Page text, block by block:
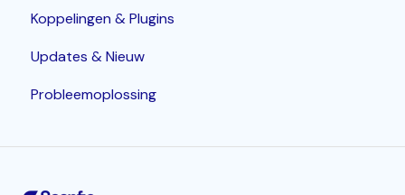
POS terminals
Bonprinters
Kassalade
Geavanceerde opties
Koppelingen & Plugins
Updates & Nieuw
Probleemoplossing